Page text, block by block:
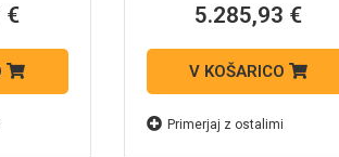
€ 5.285,93 €
V KOŠARICO
Primerjaj z ostalimi